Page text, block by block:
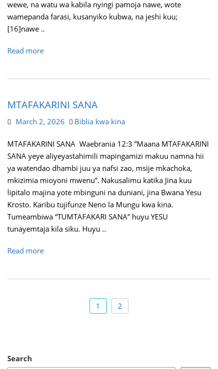
wewe, na watu wa kabila nyingi pamoja nawe, wote
wamepanda farasi, kusanyiko kubwa, na jeshi kuu;
[16]nawe ..
Read more
MTAFAKARINI SANA
March 2, 2026 Biblia kwa kina
MTAFAKARINI SANA Waebrania 12:3 ”Maana MTAFAKARINI
SANA yeye aliyeyastahimili mapingamizi makuu namna hii
ya watendao dhambi juu ya nafsi zao, msije mkachoka,
mkizimia mioyoni mwenu”. Nakusalimu katika Jina kuu
lipitalo majina yote mbinguni na duniani, jina Bwana Yesu
Krosto. Karibu tujifunze Neno la Mungu kwa kina.
Tumeambiwa “TUMTAFAKARI SANA” huyu YESU
tunayemtaja kila siku. Huyu ..
Read more
1 2
Search